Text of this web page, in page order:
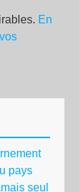
En
pays
seul